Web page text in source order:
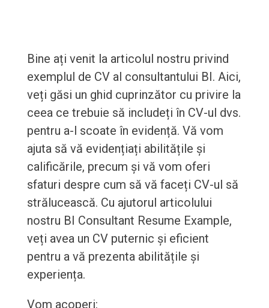
Bine ați venit la articolul nostru privind
exemplul de CV al consultantului BI. Aici,
veți găsi un ghid cuprinzător cu privire la
ceea ce trebuie să includeți în CV-ul dvs.
pentru a-l scoate în evidență. Vă vom
ajuta să vă evidențiați abilitățile și
calificările, precum și vă vom oferi
sfaturi despre cum să vă faceți CV-ul să
strălucească. Cu ajutorul articolului
nostru BI Consultant Resume Example,
veți avea un CV puternic și eficient
pentru a vă prezenta abilitățile și
experiența.
Vom acoperi: